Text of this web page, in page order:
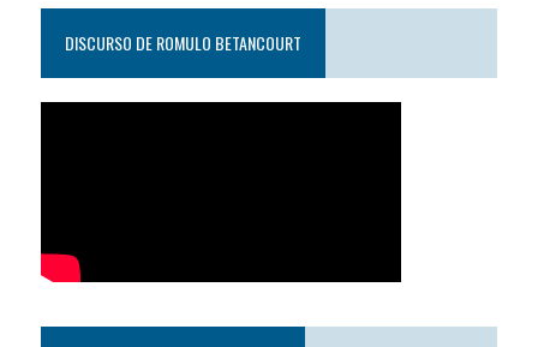
DISCURSO DE ROMULO BETANCOURT